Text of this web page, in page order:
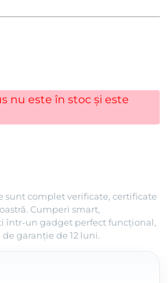
nu este în stoc și este
sunt complet verificate, certificate
Cumperi smart,
într-un gadget perfect funcțional,
garanție de 12 luni.